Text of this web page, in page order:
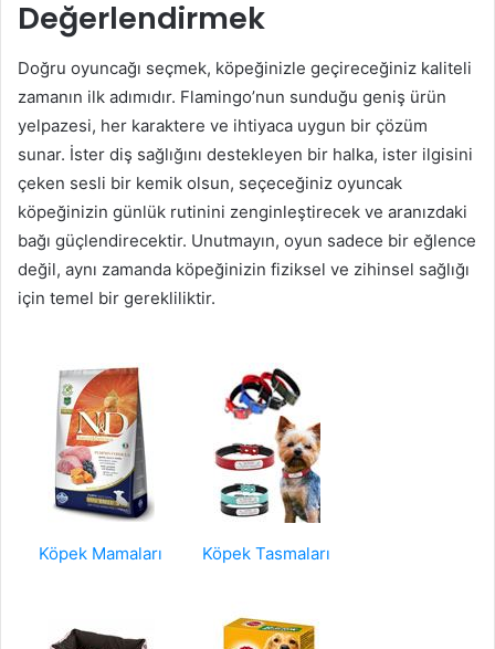
Değerlendirmek
Doğru oyuncağı seçmek, köpeğinizle geçireceğiniz kaliteli
zamanın ilk adımıdır. Flamingo’nun sunduğu geniş ürün
yelpazesi, her karaktere ve ihtiyaca uygun bir çözüm
sunar. İster diş sağlığını destekleyen bir halka, ister ilgisini
çeken sesli bir kemik olsun, seçeceğiniz oyuncak
köpeğinizin günlük rutinini zenginleştirecek ve aranızdaki
bağı güçlendirecektir. Unutmayın, oyun sadece bir eğlence
değil, aynı zamanda köpeğinizin fiziksel ve zihinsel sağlığı
için temel bir gerekliliktir.
Köpek Mamaları Köpek Tasmaları